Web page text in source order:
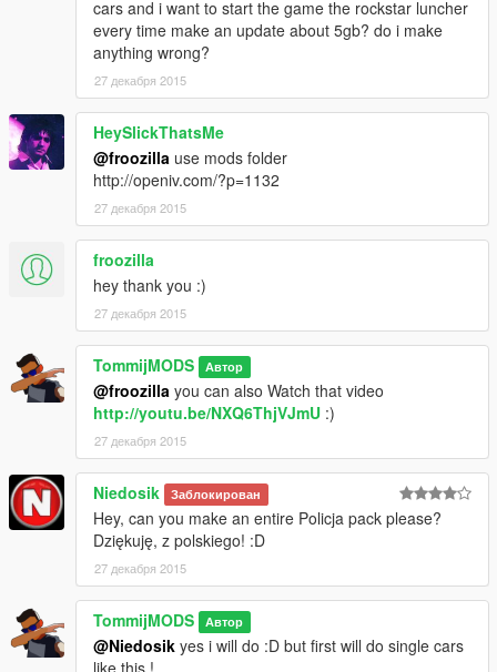
cars and i want to start the game the rockstar luncher
every time make an update about 5gb? do i make
anything wrong?
27 декабря 2015
HeySlickThatsMe
@froozilla use mods folder
http://openiv.com/?p=1132
27 декабря 2015
froozilla
hey thank you :)
27 декабря 2015
TommijMODS Автор
@froozilla you can also Watch that video
http://youtu.be/NXQ6ThjVJmU :)
27 декабря 2015
Niedosik Заблокирован
Hey, can you make an entire Policja pack please?
Dziękuję, z polskiego! :D
27 декабря 2015
TommijMODS Автор
@Niedosik yes i will do :D but first will do single cars